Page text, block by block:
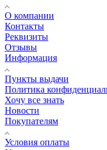
О компании
Контакты
Реквизиты
Отзывы
Информация
Пункты выдачи
Политика
Хочу все знать
Новости
Покупателям
Условия оплаты